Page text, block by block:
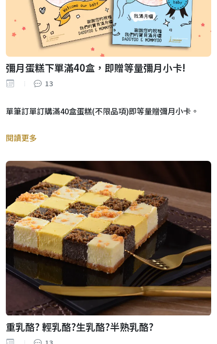
彌月蛋糕下單滿40盒，即贈等量彌月小卡!
13
單筆訂單訂購滿40盒蛋糕(不限品項)即等量贈彌月小卡。
閱讀更多
重乳酪? 輕乳酪?生乳酪?半熟乳酪?